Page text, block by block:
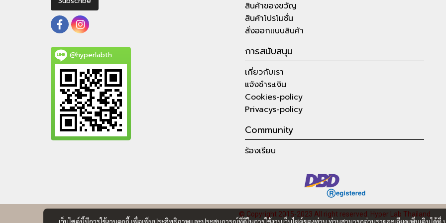
@hyperlabth
สินค้าของขวัญ
สินค้าโปรโมชั่น
สั่งออกแบบสินค้า
การสนับสนุน
เกี่ยวกับเรา
แจ้งชำระเงิน
Cookies-policy
Privacys-policy
Community
ร้องเรียน
© Copyright 2015-2023 All right reserved. Hyper Lab Thailand